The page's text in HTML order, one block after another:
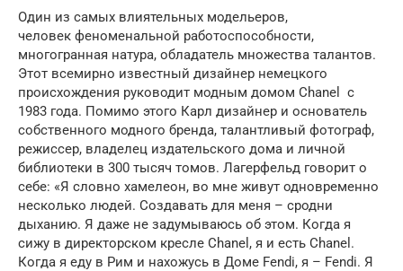
Один из самых влиятельных модельеров,
человек феноменальной работоспособности,
многогранная натура, обладатель множества талантов.
Этот всемирно известный дизайнер немецкого
происхождения руководит модным домом Chanel с
1983 года. Помимо этого Карл дизайнер и основатель
собственного модного бренда, талантливый фотограф,
режиссер, владелец издательского дома и личной
библиотеки в 300 тысяч томов. Лагерфельд говорит о
себе: «Я словно хамелеон, во мне живут одновременно
несколько людей. Создавать для меня – сродни
дыханию. Я даже не задумываюсь об этом. Когда я
сижу в директорском кресле Chanel, я и есть Chanel.
Когда я еду в Рим и нахожусь в Доме Fendi, я – Fendi. Я